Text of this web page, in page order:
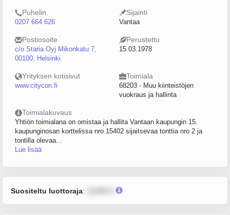
Puhelin
0207 664 626
Sijainti
Vantaa
Postiosoite
c/o Staria Oyj Mikonkatu 7,
00100, Helsinki
Perustettu
15.03.1978
Yrityksen kotisivut
www.citycon.fi
Toimiala
68203 - Muu kiinteistöjen
vuokraus ja hallinta
Toimialakuvaus
Yhtiön toimialana on omistaa ja hallita Vantaan kaupungin 15.
kaupunginosan korttelissa nro 15402 sijaitsevaa tonttia nro 2 ja
tontilla olevaa...
Lue lisää
Suositeltu luottoraja: